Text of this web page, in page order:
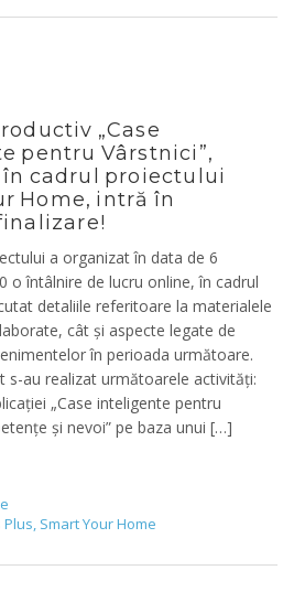
„Case
pentru Vârstnici”,
cadrul proiectului
Home, intră în
a organizat în data de 6
o întâlnire de lucru online, în cadrul
detaliile referitoare la materialele
cât și aspecte legate de
în perioada următoare.
s-au realizat următoarele activități:
„Case inteligente pentru
și nevoi” pe baza unui […]
Plus, Smart Your Home